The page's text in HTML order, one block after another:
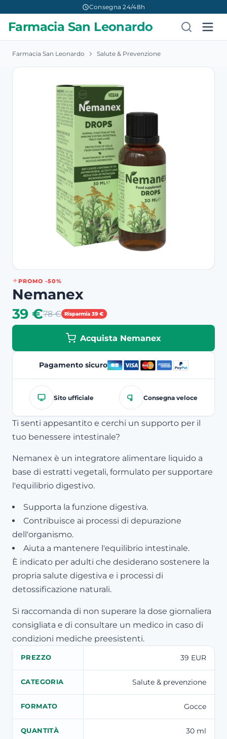
Consegna 24/48h
Farmacia San Leonardo
Farmacia San Leonardo Salute & Prevenzione
PROMO -50%
Nemanex
39 €78 € Risparmia 39 €
Acquista Nemanex
Pagamento sicuro
Sito ufficiale Consegna veloce
Ti senti appesantito e cerchi un supporto per il
tuo benessere intestinale?
Nemanex è un integratore alimentare liquido a
base di estratti vegetali, formulato per supportare
l'equilibrio digestivo.
Supporta la funzione digestiva.
Contribuisce ai processi di depurazione
dell'organismo.
Aiuta a mantenere l'equilibrio intestinale.
È indicato per adulti che desiderano sostenere la
propria salute digestiva e i processi di
detossificazione naturali.
Si raccomanda di non superare la dose giornaliera
consigliata e di consultare un medico in caso di
condizioni mediche preesistenti.
PREZZO 39 EUR
CATEGORIA Salute & prevenzione
FORMATO Gocce
QUANTITÀ 30 ml